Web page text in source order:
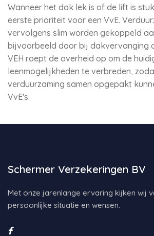
Wanneer het dak lek is of de lift is
eerste prioriteit voor een VvE.
vervolgens slim worden gekoppeld
bijvoorbeeld door bij dakvervanging
VEH roept de overheid op om de
leenmogelijkheden te verbreden,
verduurzaming samen opgepakt
VvE's.
Schermer Verzekeringen BV
Met onze jarenlange ervaring kijken wij
persoonlijke situatie en wensen.